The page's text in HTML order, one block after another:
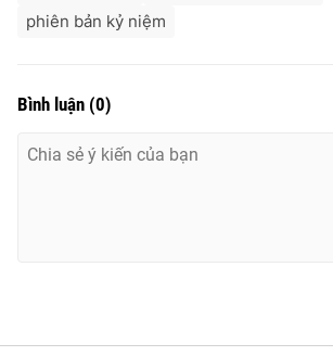
Phó Tổng Biên tập:
Nguyễn Trọng Ninh
Ðiện thoại Thời báo VTV:
Liên hệ quảng cáo:024-7300.7108
phiên bản kỷ niệm
Bình luận (0)